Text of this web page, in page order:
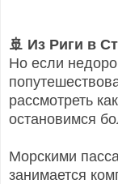
🚢 Из Риги в
Но если
рассмотреть
остановимся
Морскими
занимается